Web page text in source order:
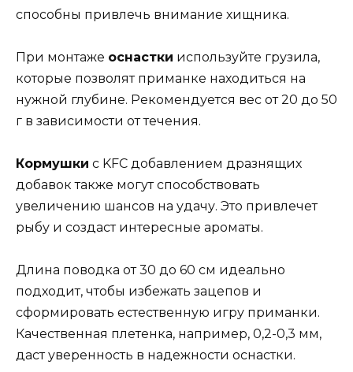
способны привлечь внимание хищника.
При монтаже оснастки используйте грузила,
которые позволят приманке находиться на
нужной глубине. Рекомендуется вес от 20 до 50
г в зависимости от течения.
Кормушки с KFC добавлением дразнящих
добавок также могут способствовать
увеличению шансов на удачу. Это привлечет
рыбу и создаст интересные ароматы.
Длина поводка от 30 до 60 см идеально
подходит, чтобы избежать зацепов и
сформировать естественную игру приманки.
Качественная плетенка, например, 0,2-0,3 мм,
даст уверенность в надежности оснастки.